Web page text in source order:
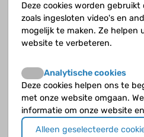
Op eigen benen
De website www.opeigenbenen.nu is een
in Zorg, Kenniscentrum Zorginnovatie,
samenwerking met TransitieNet. Op Eigen
onderzoeks- en ontwikkelprojecten
aandoeningen in hun voorbereiding op
(=overgang) naar de volwassenenzorg.
Expertise centrum Zieke
Deze cookies worden
zoals ingesloten video's en
mogelijk te maken. Ze helpen
website te verbeteren.
Analytische cookies
Deze cookies helpen ons te
met onze website omgaan.
informatie om onze website
Alleen geselecteerde